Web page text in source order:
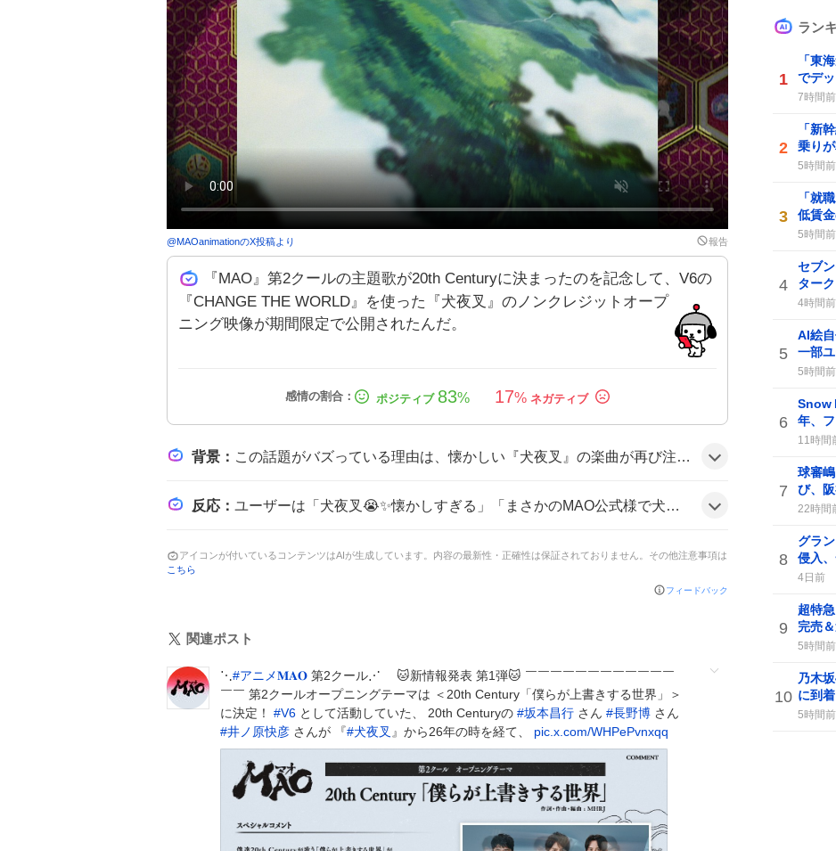
@MAOanimationのX投稿より 報告
『MAO』第2クールの主題歌が20th Centuryに決まったのを記念して、V6の
『CHANGE THE WORLD』を使った『犬夜叉』のノンクレジットオープ
ニング映像が期間限定で公開されたんだ。
83% 17%
背景 ： この話題がバズっている理由は、懐かしい『犬夜叉』の楽曲が再び注目を浴び、さらに新作『MAO』のオープニング発表とリンクしたことで、ファン同士のノスタルジーと期待感が交差したことにあるようだ。
反応 ： ユーザーは「犬夜叉😭✨懐かしすぎる」「まさかのMAO公式様で犬夜叉が拝めるとは」「CHANGE THE WORLDだいすき #犬夜叉」などと喜びの声を上げ、懐かしさと新鮮さがミックスした雰囲気だ。
アイコンが付いているコンテンツはAIが生成しています。内容の最新性・正確性は保証されておりません。その他注意事項は
こちら
フィードバック
関連ポスト
⋱ #アニメ𝐌𝐀𝐎 第2クール⋰ 🐱新情報発表 第1弾🐱 ￣￣￣￣￣￣￣￣￣￣￣￣
￣￣ 第2クールオープニングテーマは ＜20th Century「僕らが上書きする世界」＞
に決定！ #V6 として活動していた、 20th Centuryの #坂本昌行 さん #長野博 さん
#井ノ原快彦 さんが 『#犬夜叉 』から26年の時を経て、 pic.x.com/WHPePvnxqq
ラン
1
「東
でデ
「座れ
7時間前
2
「新
乗り
密状態
5時間前
3
「就
低賃
ば仕
5時間前
4
セブ
ター
手困
4時間前
5
AI絵自
一部
上がる
5時間前
6
Snow
年、
ブ配
11時間
7
球審
び、
からは
22時間
8
グラ
侵入
悪」
4日前
9
超特
完売
OUT
5時間前
10
乃木
に到
ファン
5時間前